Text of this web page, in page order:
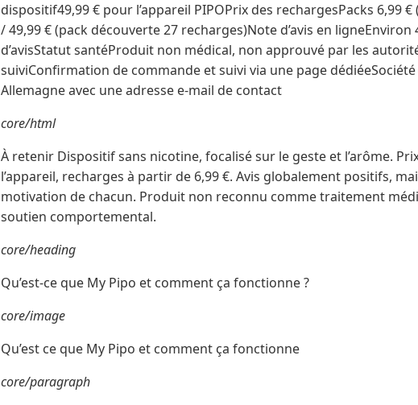
dispositif49,99 € pour l’appareil PIPOPrix des rechargesPacks 6,99
/ 49,99 € (pack découverte 27 recharges)Note d’avis en
d’avisStatut santéProduit non médical, non approuvé par les
suiviConfirmation de commande et suivi via une page
Allemagne avec une adresse e-mail de contact
core/html
À retenir Dispositif sans nicotine, focalisé sur le geste et l’arôme.
l’appareil, recharges à partir de 6,99 €. Avis globalement positifs,
motivation de chacun. Produit non reconnu comme traitement
soutien comportemental.
core/heading
Qu’est-ce que My Pipo et comment ça fonctionne ?
core/image
Qu’est ce que My Pipo et comment ça fonctionne
core/paragraph